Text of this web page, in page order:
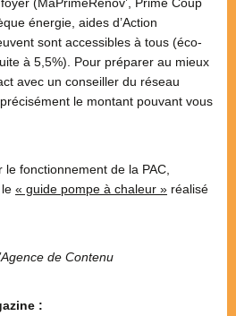
(MaPrimeRénov’, Prime Coup
énergie, aides d’Action
sont accessibles à tous (éco-
à 5,5%). Pour préparer au mieux
avec un conseiller du réseau
le montant pouvant vous
fonctionnement de la PAC,
« guide pompe à chaleur » réalisé
de Contenu
: